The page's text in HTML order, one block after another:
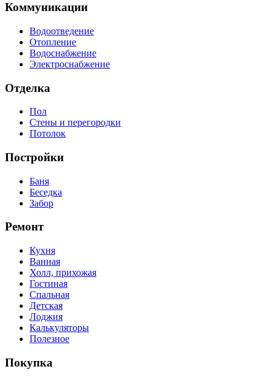
Коммуникации
Водоотведение
Отопление
Водоснабжение
Электроснабжение
Отделка
Пол
Стены и перегородки
Потолок
Постройки
Баня
Беседка
Забор
Ремонт
Кухня
Ванная
Холл, прихожая
Гостиная
Спальная
Детская
Лоджия
Калькуляторы
Полезное
Покупка